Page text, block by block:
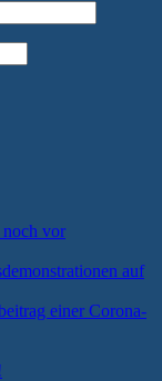
noch vor
auf
einer Corona-